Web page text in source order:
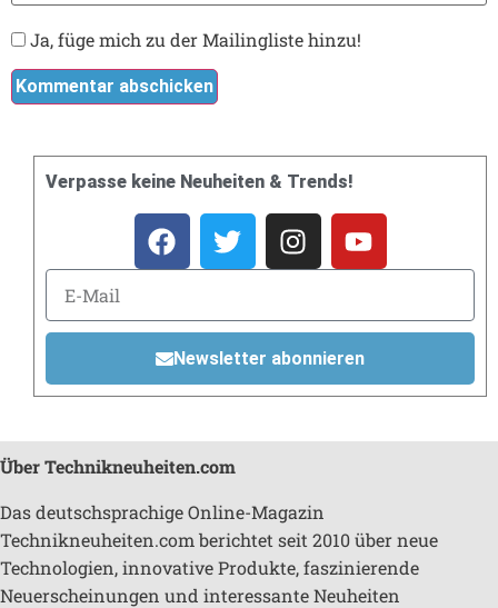
Ja, füge mich zu der Mailingliste hinzu!
Verpasse keine Neuheiten & Trends!
Newsletter abonnieren
Über Technikneuheiten.com
Das deutschsprachige Online-Magazin
Technikneuheiten.com berichtet seit 2010 über neue
Technologien, innovative Produkte, faszinierende
Neuerscheinungen und interessante Neuheiten